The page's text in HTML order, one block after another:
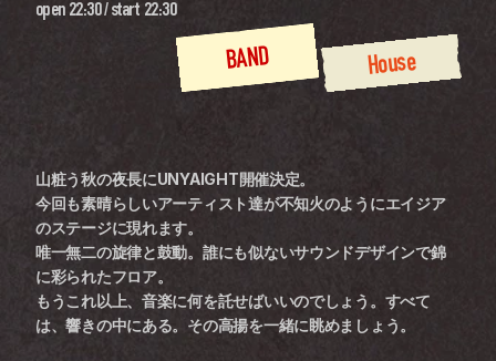
open 22:30 / start 22:30
House
BAND
山粧う秋の夜長にUNYAIGHT開催決定。
今回も素晴らしいアーティスト達が不知火のようにエイジア
のステージに現れます。
唯一無二の旋律と鼓動。誰にも似ないサウンドデザインで錦
に彩られたフロア。
もうこれ以上、音楽に何を託せばいいのでしょう。すべて
は、響きの中にある。その高揚を一緒に眺めましょう。